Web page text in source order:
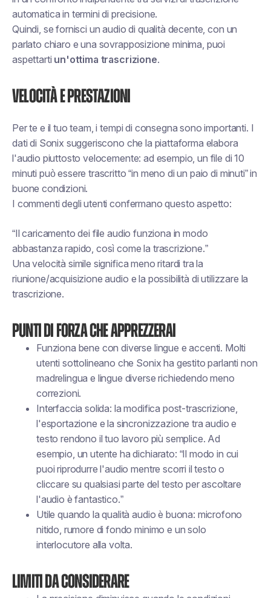
automatica in termini di precisione.
Quindi, se fornisci un audio di qualità decente, con un
parlato chiaro e una sovrapposizione minima, puoi
aspettarti un'ottima trascrizione.
Velocità e prestazioni
Per te e il tuo team, i tempi di consegna sono importanti. I
dati di Sonix suggeriscono che la piattaforma elabora
l'audio piuttosto velocemente: ad esempio, un file di 10
minuti può essere trascritto “in meno di un paio di minuti” in
buone condizioni.
I commenti degli utenti confermano questo aspetto:
“Il caricamento dei file audio funziona in modo
abbastanza rapido, così come la trascrizione.”
Una velocità simile significa meno ritardi tra la
riunione/acquisizione audio e la possibilità di utilizzare la
trascrizione.
Punti di forza che apprezzerai
Funziona bene con diverse lingue e accenti. Molti
utenti sottolineano che Sonix ha gestito parlanti non
madrelingua e lingue diverse richiedendo meno
correzioni.
Interfaccia solida: la modifica post-trascrizione,
l'esportazione e la sincronizzazione tra audio e
testo rendono il tuo lavoro più semplice. Ad
esempio, un utente ha dichiarato: “Il modo in cui
puoi riprodurre l'audio mentre scorri il testo o
cliccare su qualsiasi parte del testo per ascoltare
l'audio è fantastico.”
Utile quando la qualità audio è buona: microfono
nitido, rumore di fondo minimo e un solo
interlocutore alla volta.
Limiti da considerare